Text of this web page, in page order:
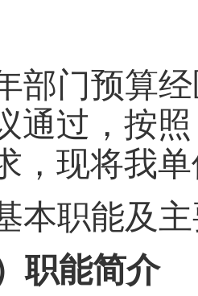
部门预算
通过，按
，现将我单
本职能及
职能简介